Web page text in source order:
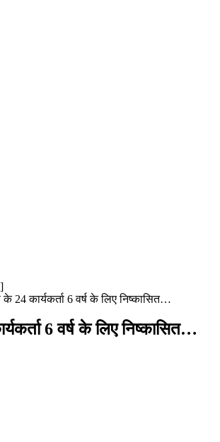
के 24 कार्यकर्ता 6 वर्ष के लिए निष्कासित…
6 वर्ष के लिए निष्कासित…